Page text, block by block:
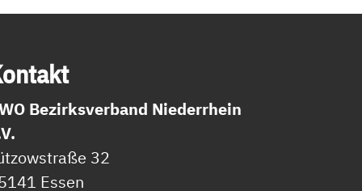
Bezirksverband Niederrhein
32
Essen